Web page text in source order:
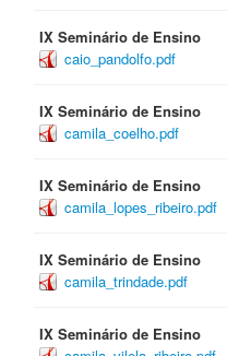
IX Seminário de Ensino
caio_pandolfo.pdf
IX Seminário de Ensino
camila_coelho.pdf
IX Seminário de Ensino
camila_lopes_ribeiro.pdf
IX Seminário de Ensino
camila_trindade.pdf
IX Seminário de Ensino